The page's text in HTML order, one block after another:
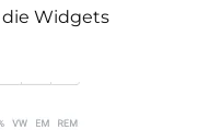
die Widgets